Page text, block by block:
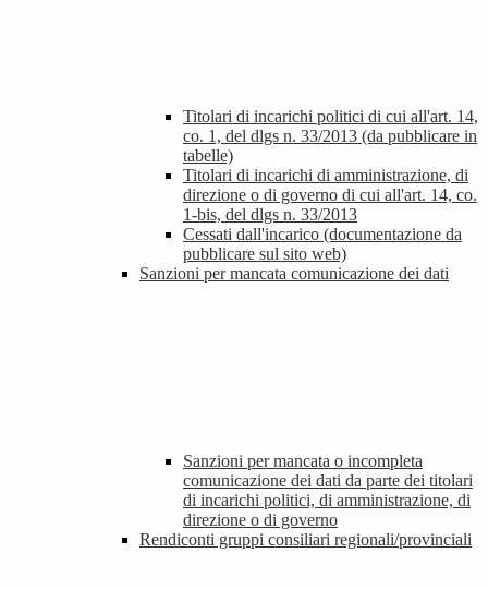
Titolari di incarichi politici di cui all'art. 14,
co. 1, del dlgs n. 33/2013 (da pubblicare in
tabelle)
Titolari di incarichi di amministrazione, di
direzione o di governo di cui all'art. 14, co.
1-bis, del dlgs n. 33/2013
Cessati dall'incarico (documentazione da
pubblicare sul sito web)
Sanzioni per mancata comunicazione dei dati
Sanzioni per mancata o incompleta
comunicazione dei dati da parte dei titolari
di incarichi politici, di amministrazione, di
direzione o di governo
Rendiconti gruppi consiliari regionali/provinciali